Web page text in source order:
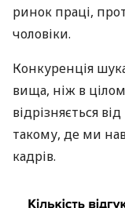
ринок праці,
чоловіки.
Конкуренція
вища, ніж в
відрізняється
такому, де ми
кадрів.